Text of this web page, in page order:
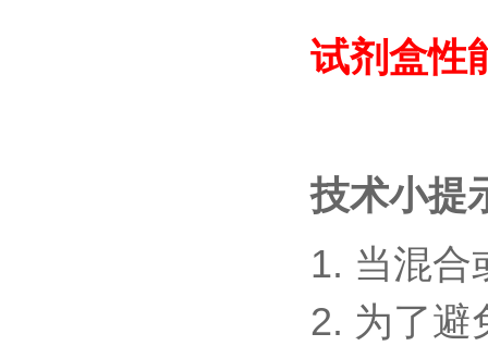
试剂盒性
技术小提
1. 当混合
2. 为了避